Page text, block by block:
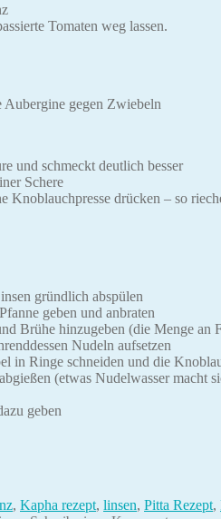
Tomaten weg lassen.
Aubergine gegen Zwiebeln
und schmeckt deutlich besser
Schere
drücken – so
gründlich abspülen
geben und anbraten
Brühe hinzugeben (die Menge
Nudeln aufsetzen
in Ringe schneiden und die
(etwas Nudelwasser macht
geben
, Kapha rezept, linsen, Pitta Rezept,